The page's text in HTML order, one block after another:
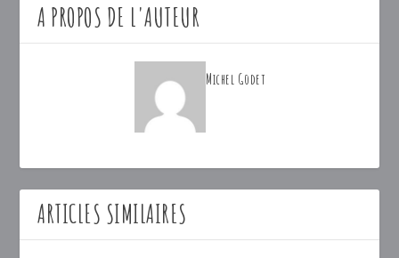
A PROPOS DE L'AUTEUR
Michel Godet
ARTICLES SIMILAIRES